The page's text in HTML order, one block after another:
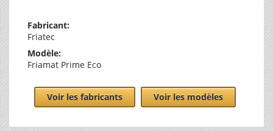
Fabricant:
Friatec
Modèle:
Friamat Prime Eco
Voir les fabricants Voir les modèles